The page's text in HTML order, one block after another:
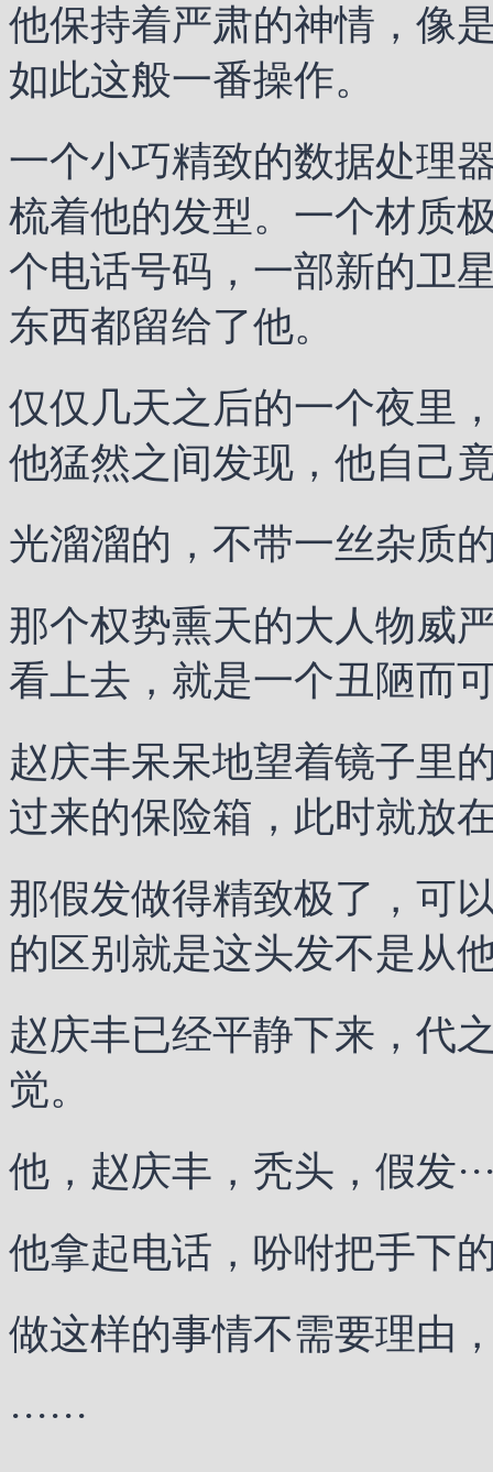
他保持着严肃的神情，像
如此这般一番操作。
一个小巧精致的数据处理
梳着他的发型。一个材质
个电话号码，一部新的卫
东西都留给了他。
仅仅几天之后的一个夜里
他猛然之间发现，他自己
光溜溜的，不带一丝杂质
那个权势熏天的大人物威
看上去，就是一个丑陋而
赵庆丰呆呆地望着镜子里
过来的保险箱，此时就放
那假发做得精致极了，可
的区别就是这头发不是从
赵庆丰已经平静下来，代
觉。
他，赵庆丰，秃头，假发
他拿起电话，吩咐把手下
做这样的事情不需要理由
······